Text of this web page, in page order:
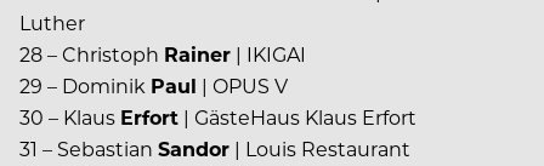
Luther
28 – Christoph Rainer | IKIGAI
29 – Dominik Paul | OPUS V
30 – Klaus Erfort | GästeHaus Klaus Erfort
31 – Sebastian Sandor | Louis Restaurant